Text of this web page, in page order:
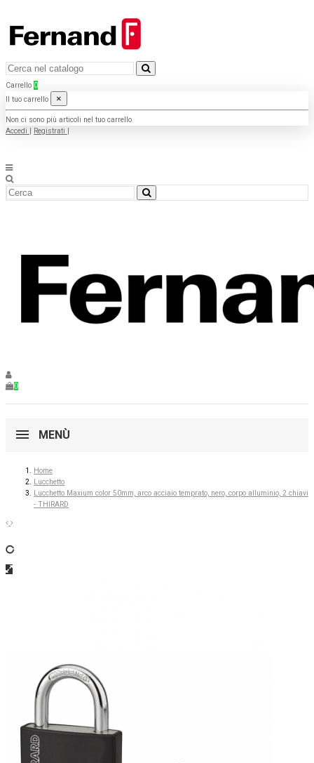
Carrello 0
Il tuo carrello
×
Non ci sono più articoli nel tuo carrello
Accedi
Registrati
0
MENÙ
Home
Lucchetto
Lucchetto Maxium color 50mm, arco acciaio temprato, nero, corpo alluminio, 2 chiavi
- THIRARD